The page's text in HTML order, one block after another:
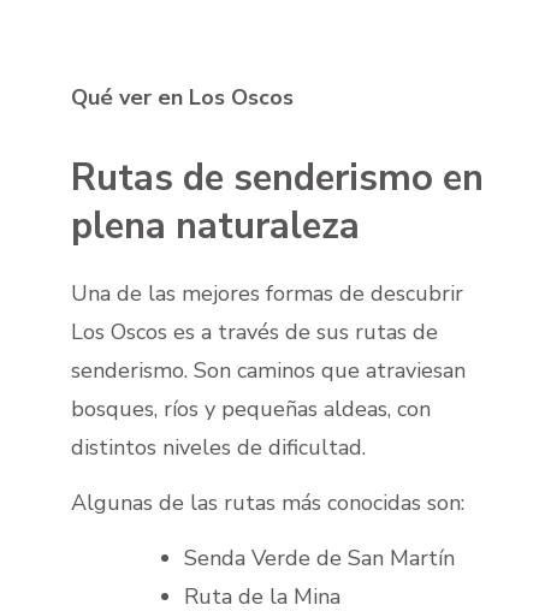
Qué ver en Los Oscos
Rutas de senderismo en
plena naturaleza
Una de las mejores formas de descubrir
Los Oscos es a través de sus rutas de
senderismo. Son caminos que atraviesan
bosques, ríos y pequeñas aldeas, con
distintos niveles de dificultad.
Algunas de las rutas más conocidas son:
Senda Verde de San Martín
Ruta de la Mina